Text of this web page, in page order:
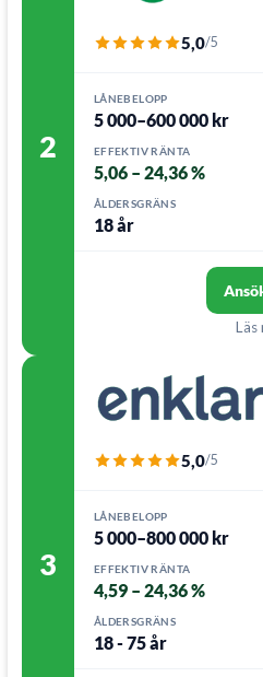
2
5,0/5
LÅNEBELOPP
5 000–600 000 kr
EFFEKTIV RÄNTA
5,06 – 24,36 %
ÅLDERSGRÄNS
18 år
Läs
3
5,0/5
LÅNEBELOPP
5 000–800 000 kr
EFFEKTIV RÄNTA
4,59 – 24,36 %
ÅLDERSGRÄNS
18 - 75 år